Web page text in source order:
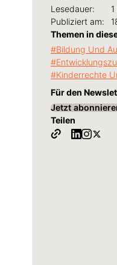
Lesedauer:
Publiziert am:
Themen in
Bildung Und
Kinderrechte
Für den
Jetzt
Teilen